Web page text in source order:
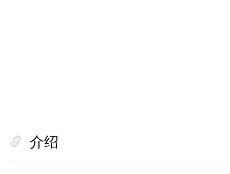
介绍